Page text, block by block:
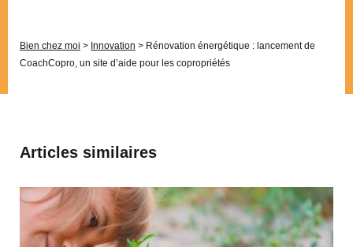
Bien chez moi > Innovation > Rénovation énergétique : lancement de
CoachCopro, un site d’aide pour les copropriétés
Articles similaires